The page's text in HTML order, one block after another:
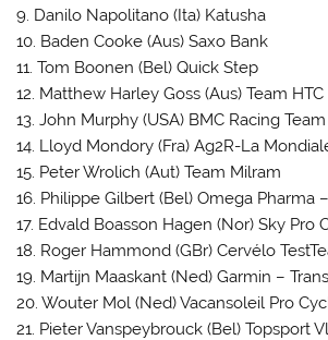
9. Danilo Napolitano (Ita) Katusha
10. Baden Cooke (Aus) Saxo Bank
11. Tom Boonen (Bel) Quick Step
12. Matthew Harley Goss (Aus) Team
13. John Murphy (USA) BMC Racing Team
14. Lloyd Mondory (Fra) Ag2R-La
15. Peter Wrolich (Aut) Team Milram
16. Philippe Gilbert (Bel) Omega Pharma
17. Edvald Boasson Hagen (Nor) Sky Pro
18. Roger Hammond (GBr) Cervélo
19. Martijn Maaskant (Ned) Garmin –
20. Wouter Mol (Ned) Vacansoleil Pro
21. Pieter Vanspeybrouck (Bel) Topsport